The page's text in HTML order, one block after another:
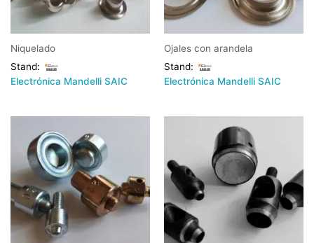
Niquelado
Stand:
Electrónica Mandelli SAIC
Ojales con arandela
Stand:
Electrónica Mandelli SAIC